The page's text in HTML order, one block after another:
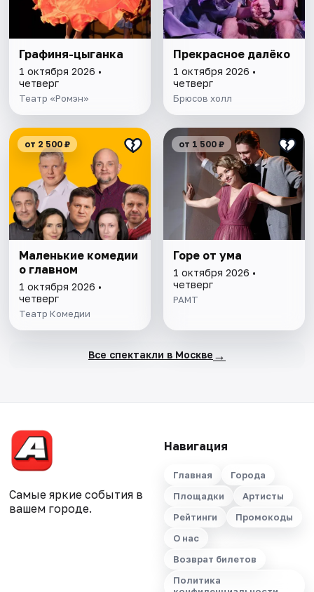
Графиня-цыганка
1 октября 2026 •
четверг
Театр «Ромэн»
Прекрасное далёко
1 октября 2026 •
четверг
Брюсов холл
от 2 500 ₽
Маленькие комедии
о главном
1 октября 2026 •
четверг
Театр Комедии
от 1 500 ₽
Горе от ума
1 октября 2026 •
четверг
РАМТ
Все спектакли в Москве →
Самые яркие события в
вашем городе.
Навигация
Главная
Города
Площадки
Артисты
Рейтинги
Промокоды
О нас
Возврат билетов
Политика